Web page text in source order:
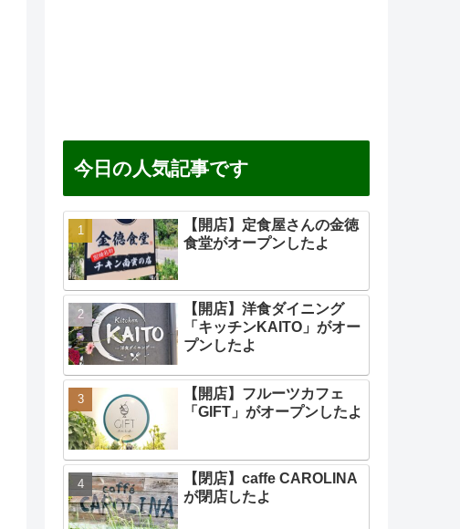
今日の人気記事です
【開店】定食屋さんの金徳
食堂がオープンしたよ
【開店】洋食ダイニング
「キッチンKAITO」がオー
プンしたよ
【開店】フルーツカフェ
「GIFT」がオープンしたよ
【閉店】caffe CAROLINA
が閉店したよ